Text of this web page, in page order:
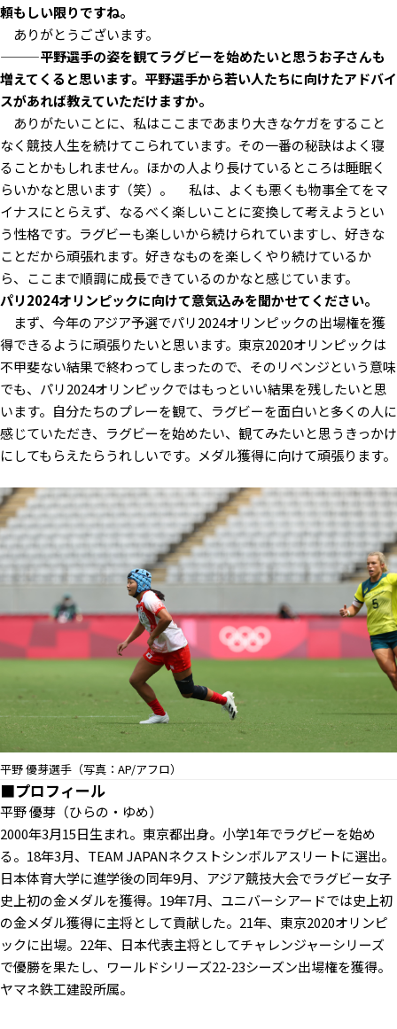
――頼もしい限りですね。
ありがとうございます。
―――平野選手の姿を観てラグビーを始めたいと思うお子さんも
増えてくると思います。平野選手から若い人たちに向けたアドバイ
スがあれば教えていただけますか。
ありがたいことに、私はここまであまり大きなケガをすること
なく競技人生を続けてこられています。その一番の秘訣はよく寝
ることかもしれません。ほかの人より長けているところは睡眠く
らいかなと思います（笑）。 私は、よくも悪くも物事全てをマ
イナスにとらえず、なるべく楽しいことに変換して考えようとい
う性格です。ラグビーも楽しいから続けられていますし、好きな
ことだから頑張れます。好きなものを楽しくやり続けているか
ら、ここまで順調に成長できているのかなと感じています。
――パリ2024オリンピックに向けて意気込みを聞かせてください。
まず、今年のアジア予選でパリ2024オリンピックの出場権を獲
得できるように頑張りたいと思います。東京2020オリンピックは
不甲斐ない結果で終わってしまったので、そのリベンジという意味
でも、パリ2024オリンピックではもっといい結果を残したいと思
います。自分たちのプレーを観て、ラグビーを面白いと多くの人に
感じていただき、ラグビーを始めたい、観てみたいと思うきっかけ
にしてもらえたらうれしいです。メダル獲得に向けて頑張ります。
平野 優芽選手（写真：AP/アフロ）
■プロフィール
平野 優芽（ひらの・ゆめ）
2000年3月15日生まれ。東京都出身。小学1年でラグビーを始め
る。18年3月、TEAM JAPANネクストシンボルアスリートに選出。
日本体育大学に進学後の同年9月、アジア競技大会でラグビー女子
史上初の金メダルを獲得。19年7月、ユニバーシアードでは史上初
の金メダル獲得に主将として貢献した。21年、東京2020オリンピ
ックに出場。22年、日本代表主将としてチャレンジャーシリーズ
で優勝を果たし、ワールドシリーズ22-23シーズン出場権を獲得。
ヤマネ鉄工建設所属。